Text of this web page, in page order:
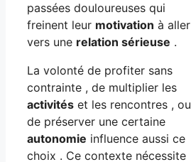
passées douloureuses qui
freinent leur motivation à aller
vers une relation sérieuse .
La volonté de profiter sans
contrainte , de multiplier les
activités et les rencontres , ou
de préserver une certaine
autonomie influence aussi ce
choix . Ce contexte nécessite